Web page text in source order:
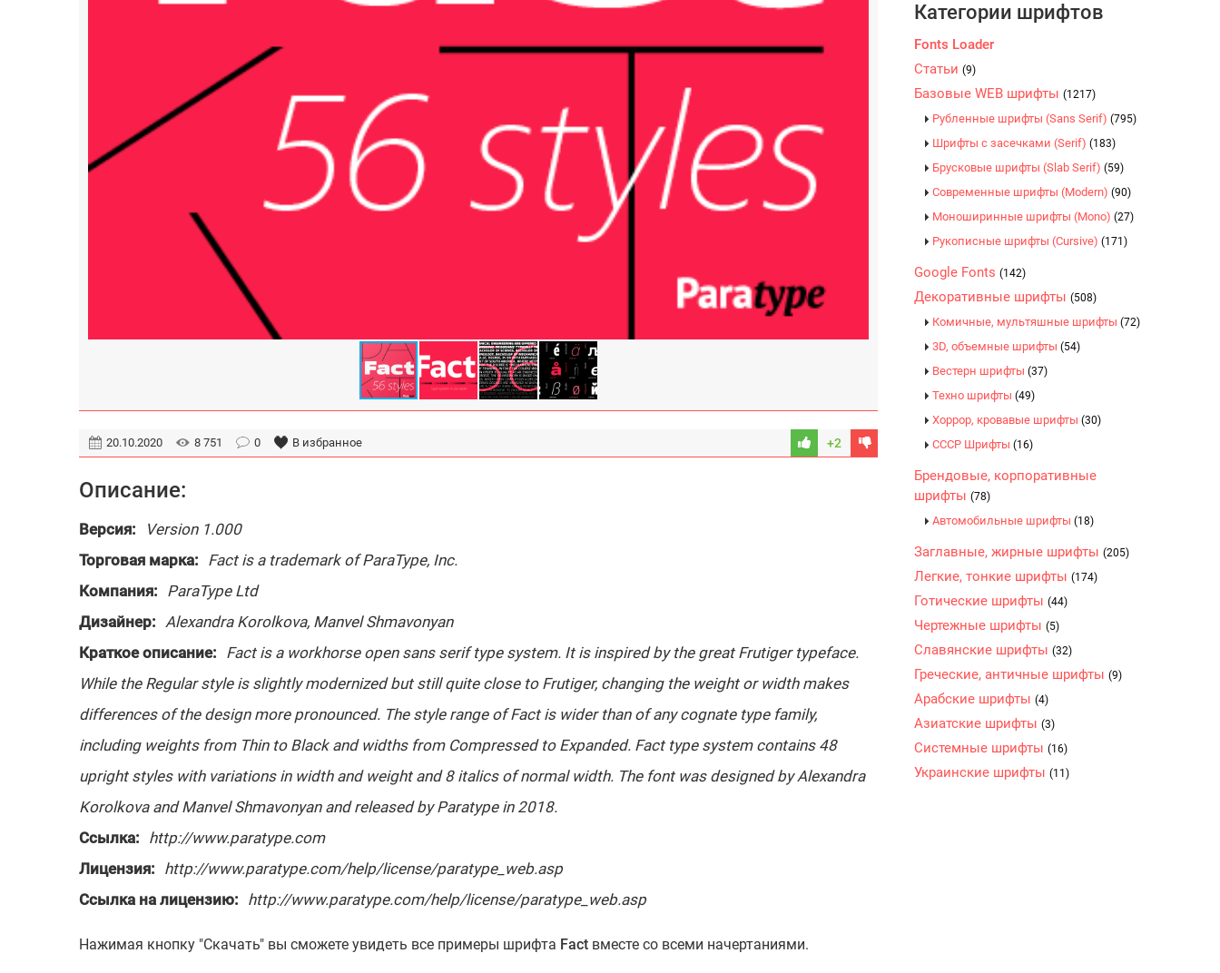
20.10.2020 8 751 0 В избранное +2
Описание:
Версия:
Version 1.000
Торговая марка: Fact is a trademark of ParaType, Inc.
Компания: ParaType Ltd
Дизайнер: Alexandra Korolkova, Manvel Shmavonyan
Краткое описание: Fact is a workhorse open sans serif type system. It is inspired by the great Frutiger typeface.
While the Regular style is slightly modernized but still quite close to Frutiger, changing the weight or width makes
differences of the design more pronounced. The style range of Fact is wider than of any cognate type family,
including weights from Thin to Black and widths from Compressed to Expanded. Fact type system contains 48
upright styles with variations in width and weight and 8 italics of normal width. The font was designed by Alexandra
Korolkova and Manvel Shmavonyan and released by Paratype in 2018.
Ссылка: http://www.paratype.com
Лицензия: http://www.paratype.com/help/license/paratype_web.asp
Ссылка на лицензию: http://www.paratype.com/help/license/paratype_web.asp
Нажимая кнопку "Скачать" вы сможете увидеть все примеры шрифта Fact вместе со всеми начертаниями.
Категории шрифтов
Fonts Loader
Статьи (9)
Базовые WEB шрифты (1217)
Рубленные шрифты (Sans Serif) (795)
Шрифты с засечками (Serif) (183)
Брусковые шрифты (Slab Serif) (59)
Современные шрифты (Modern) (90)
Моноширинные шрифты (Mono) (27)
Рукописные шрифты (Cursive) (171)
Google Fonts (142)
Декоративные шрифты (508)
Комичные, мультяшные шрифты (72)
3D, объемные шрифты (54)
Вестерн шрифты (37)
Техно шрифты (49)
Хоррор, кровавые шрифты (30)
CCCР Шрифты (16)
Брендовые, корпоративные
шрифты (78)
Автомобильные шрифты (18)
Заглавные, жирные шрифты (205)
Легкие, тонкие шрифты (174)
Готические шрифты (44)
Чертежные шрифты (5)
Славянские шрифты (32)
Греческие, античные шрифты (9)
Арабские шрифты (4)
Азиатские шрифты (3)
Системные шрифты (16)
Украинские шрифты (11)